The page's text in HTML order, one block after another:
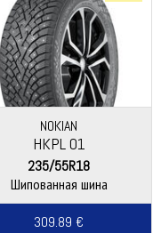
NOKIAN
HKPL 01
235/55R18
Шипованная шина
309.89 €